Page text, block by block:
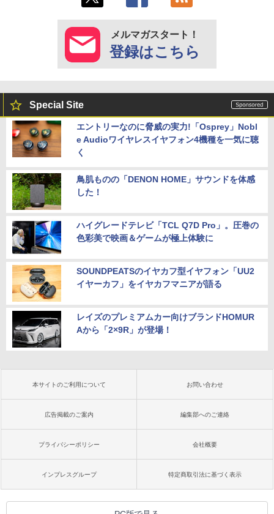
メルマガスタート！
登録はこちら
Special Site
エントリーなのに脅威の実力!「Osprey」Nobl
e Audioワイヤレスイヤフォン4機種を一気に聴
く
鳥肌ものの「DENON HOME」サウンドを体感
した！
ハイグレードテレビ「TCL Q7D Pro」。圧巻の
色彩美で映画＆ゲームが極上体験に
SOUNDPEATSのイヤカフ型イヤフォン「UU2
イヤーカフ」をイヤカフマニアが語る
レイズのプレミアムカー向けブランドHOMUR
Aから「2×9R」が登場！
本サイトのご利用について お問い合わせ
広告掲載のご案内 編集部へのご連絡
プライバシーポリシー 会社概要
インプレスグループ 特定商取引法に基づく表示